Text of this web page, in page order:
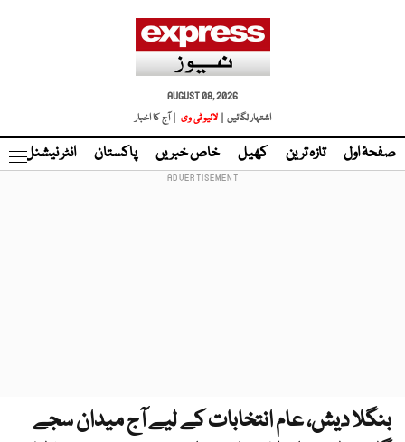
AUGUST 08, 2026
اشتہار لگائیں |
لائیو ٹی وی | آج کا اخبار
صفحۂ اول تازہ ترین کھیل خاص خبریں پاکستان انٹر نیشنل
بنگلا دیش، عام انتخابات کے لیے آج میدان سجے